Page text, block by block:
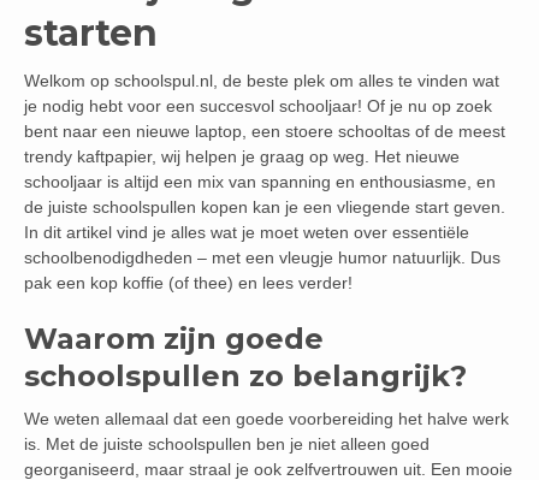
starten
Welkom op schoolspul.nl, de beste plek om alles te vinden wat
je nodig hebt voor een succesvol schooljaar! Of je nu op zoek
bent naar een nieuwe laptop, een stoere schooltas of de meest
trendy kaftpapier, wij helpen je graag op weg. Het nieuwe
schooljaar is altijd een mix van spanning en enthousiasme, en
de juiste schoolspullen kopen kan je een vliegende start geven.
In dit artikel vind je alles wat je moet weten over essentiële
schoolbenodigdheden – met een vleugje humor natuurlijk. Dus
pak een kop koffie (of thee) en lees verder!
Waarom zijn goede
schoolspullen zo belangrijk?
We weten allemaal dat een goede voorbereiding het halve werk
is. Met de juiste schoolspullen ben je niet alleen goed
georganiseerd, maar straal je ook zelfvertrouwen uit. Een mooie